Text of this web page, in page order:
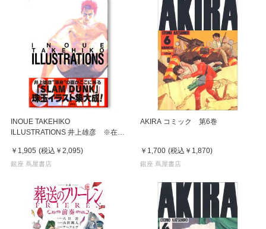
INOUE TAKEHIKO
ILLUSTRATIONS 井上雄彦 ※在庫
￥1,905 (税込 ￥2,095)
銀座 蔦屋書店
AKIRA コミック 第6巻
￥1,700 (税込 ￥1,870)
銀座 蔦屋書店